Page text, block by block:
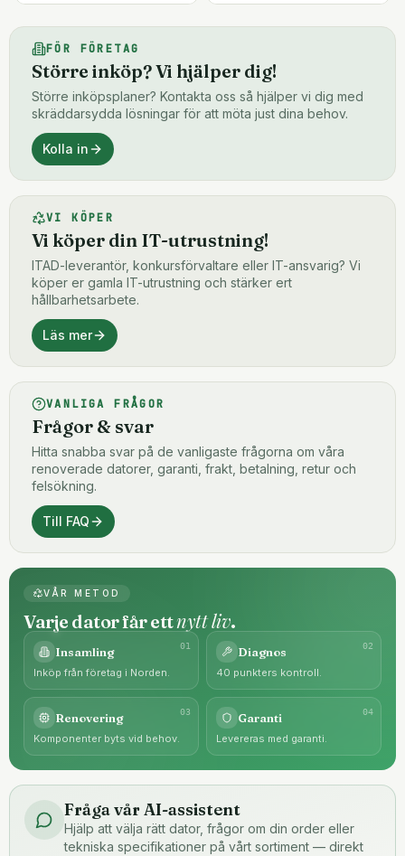
FÖR FÖRETAG
Större inköp? Vi hjälper dig!
Större inköpsplaner? Kontakta oss så hjälper vi dig med
skräddarsydda lösningar för att möta just dina behov.
Kolla in
VI KÖPER
Vi köper din IT-utrustning!
ITAD-leverantör, konkursförvaltare eller IT-ansvarig? Vi
köper er gamla IT-utrustning och stärker ert
hållbarhetsarbete.
Läs mer
VANLIGA FRÅGOR
Frågor & svar
Hitta snabba svar på de vanligaste frågorna om våra
renoverade datorer, garanti, frakt, betalning, retur och
felsökning.
Till FAQ
VÅR METOD
Varje dator får ettnytt liv.
01
Insamling
Inköp från företag i Norden.
02
Diagnos
40 punkters kontroll.
03
Renovering
Komponenter byts vid behov.
04
Garanti
Levereras med garanti.
Fråga vår AI-assistent
Hjälp att välja rätt dator, frågor om din order eller
tekniska specifikationer på vårt sortiment — direkt